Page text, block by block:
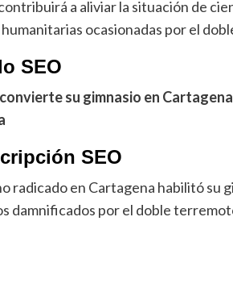
a aliviar la situación de
ocasionadas por el
SEO
su gimnasio en
SEO
radicado en Cartagena habilitó su
damnificados por el doble